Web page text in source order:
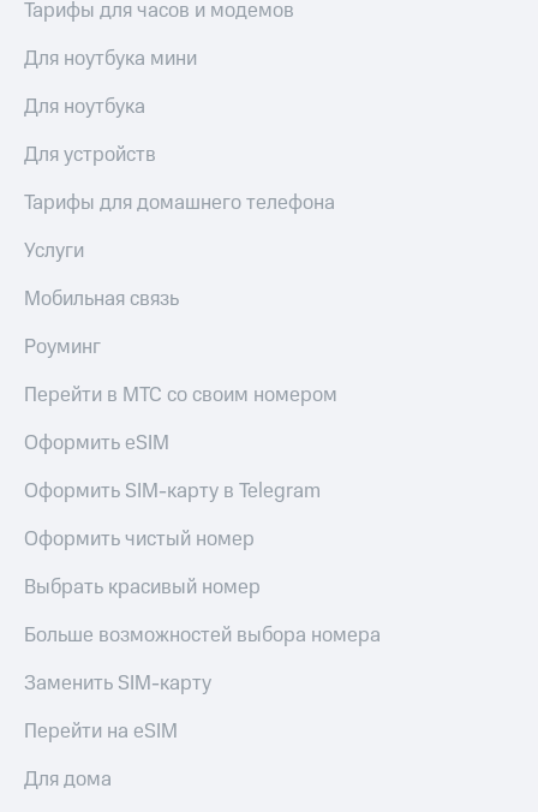
Тарифы для часов и модемов
Для ноутбука мини
Для ноутбука
Для устройств
Тарифы для домашнего телефона
Услуги
Мобильная связь
Роуминг
Перейти в МТС со своим номером
Оформить eSIM
Оформить SIM-карту в Telegram
Оформить чистый номер
Выбрать красивый номер
Больше возможностей выбора номера
Заменить SIM-карту
Перейти на eSIM
Для дома